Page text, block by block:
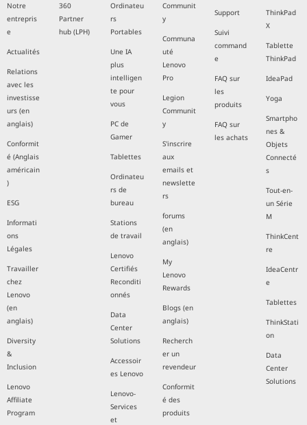
Notre
entrepris
e
Actualités
Relations
avec les
investisse
urs (en
anglais)
Conformit
é (Anglais
américain
)
ESG
Informati
ons
Légales
Travailler
chez
Lenovo
(en
anglais)
Diversity
&
Inclusion
Lenovo
Affiliate
Program
360
Partner
hub (LPH)
Ordinateu
rs
Portables
Une IA
plus
intelligen
te pour
vous
PC de
Gamer
Tablettes
Ordinateu
rs de
bureau
Stations
de travail
Lenovo
Certifiés
Reconditi
onnés
Data
Center
Solutions
Accessoir
es Lenovo
Lenovo-
Services
et
Communit
y
Communa
uté
Lenovo
Pro
Legion
Communit
y
S'inscrire
aux
emails et
newslette
rs
forums
(en
anglais)
My
Lenovo
Rewards
Blogs (en
anglais)
Recherch
er un
revendeur
Conformit
é des
produits
Support
Suivi
command
e
FAQ sur
les
produits
FAQ sur
les achats
ThinkPad
X
Tablette
ThinkPad
IdeaPad
Yoga
Smartpho
nes &
Objets
Connecté
s
Tout-en-
un Série
M
ThinkCent
re
IdeaCentr
e
Tablettes
ThinkStati
on
Data
Center
Solutions